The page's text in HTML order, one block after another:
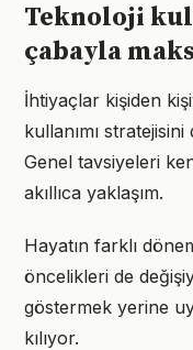
Teknoloji
çabayla
İhtiyaçlar kişiden
kullanımı
Genel tavsiyeleri
akıllıca yaklaşım.
Hayatın farklı
öncelikleri de
göstermek yerine
kılıyor.